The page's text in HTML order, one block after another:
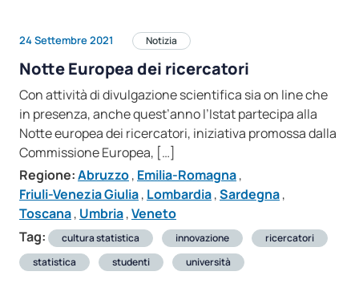
24 Settembre 2021 Notizia
Notte Europea dei ricercatori
Con attività di divulgazione scientifica sia on line che
in presenza, anche quest’anno l’Istat partecipa alla
Notte europea dei ricercatori, iniziativa promossa dalla
Commissione Europea, […]
Regione:Abruzzo, Emilia-Romagna,
Friuli-Venezia Giulia, Lombardia,Sardegna,
Toscana, Umbria,Veneto
Tag:
cultura statistica innovazione
ricercatori
statistica
studenti università